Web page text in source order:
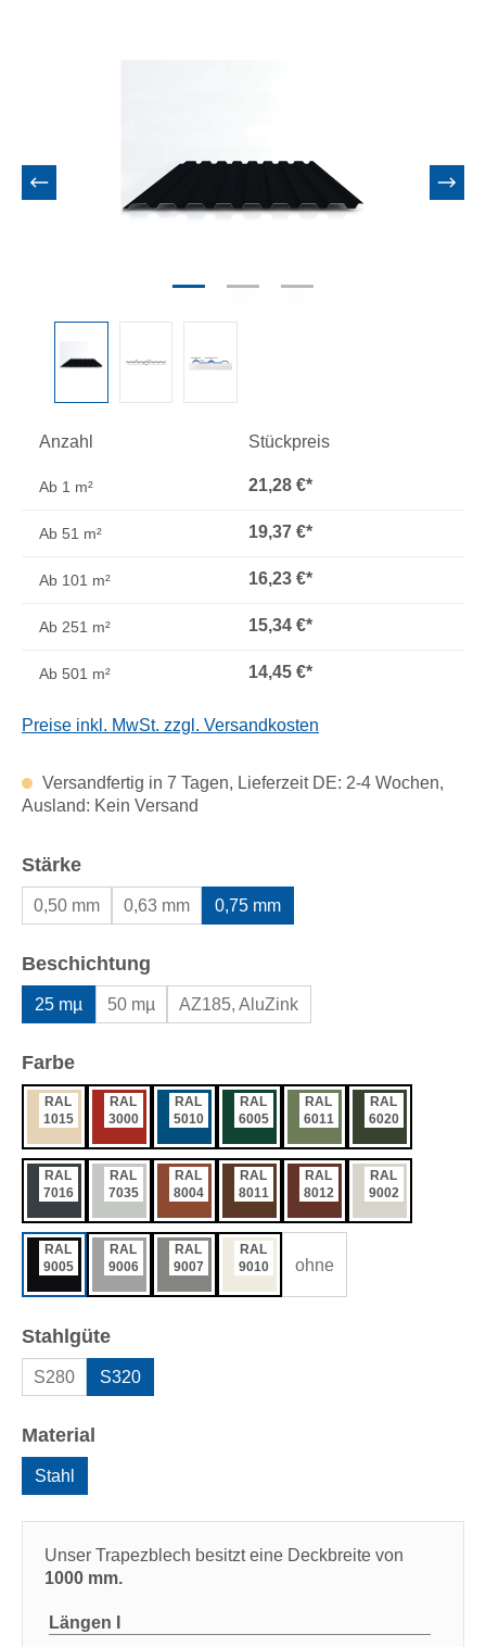
Anzahl Stückpreis
Ab 1 m² 21,28 €*
Ab 51 m² 19,37 €*
Ab 101 m² 16,23 €*
Ab 251 m² 15,34 €*
Ab 501 m² 14,45 €*
Preise inkl. MwSt. zzgl. Versandkosten
Versandfertig in 7 Tagen, Lieferzeit DE: 2-4 Wochen,
Ausland: Kein Versand
Stärkeauswählen
0,50 mm 0,63 mm 0,75 mm
Beschichtung
25 mµ 50 mµ AZ185, AluZink
Farbeauswählen
RAL
1015
RAL
3000
RAL
5010
RAL
6005
RAL
6011
RAL
6020
RAL
7016
RAL
7035
RAL
8004
RAL
8011
RAL
8012
RAL
9002
RAL
9005
RAL
9006
RAL
9007
RAL
9010
ohne
Stahlgüteauswählen
S280 S320
Material
Stahl
Unser Trapezblech besitzt eine Deckbreite von
1000 mm.
Längen